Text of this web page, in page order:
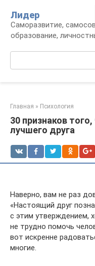
контенту
Лидер
Саморазвитие,
образование,
Главная » Психология
30 признаков
лучшего друга
Наверно, вам не раз
«Настоящий друг
с этим утверждением,
не трудно помочь
вот искренне
многие.